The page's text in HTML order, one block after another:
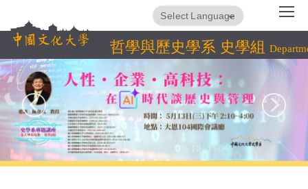
到
主
要
內
容
區
哲學與歷史學系 史學組
Powered by